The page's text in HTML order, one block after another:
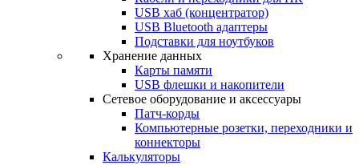
USB хаб (концентратор)
USB Bluetooth адаптеры
Подставки для ноутбуков
Хранение данных
Карты памяти
USB флешки и накопители
Сетевое оборудование и аксессуары
Патч-корды
Компьютерные розетки, переходники и
коннекторы
Калькуляторы